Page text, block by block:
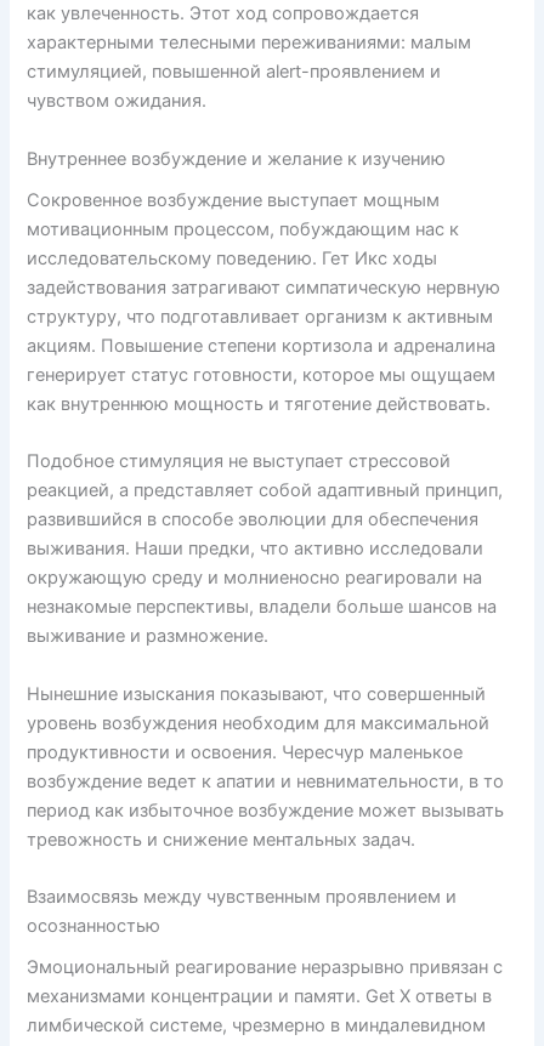
как увлеченность. Этот ход сопровождается
характерными телесными переживаниями: малым
стимуляцией, повышенной alert-проявлением и
чувством ожидания.
Внутреннее возбуждение и желание к изучению
Сокровенное возбуждение выступает мощным
мотивационным процессом, побуждающим нас к
исследовательскому поведению. Гет Икс ходы
задействования затрагивают симпатическую нервную
структуру, что подготавливает организм к активным
акциям. Повышение степени кортизола и адреналина
генерирует статус готовности, которое мы ощущаем
как внутреннюю мощность и тяготение действовать.
Подобное стимуляция не выступает стрессовой
реакцией, а представляет собой адаптивный принцип,
развившийся в способе эволюции для обеспечения
выживания. Наши предки, что активно исследовали
окружающую среду и молниеносно реагировали на
незнакомые перспективы, владели больше шансов на
выживание и размножение.
Нынешние изыскания показывают, что совершенный
уровень возбуждения необходим для максимальной
продуктивности и освоения. Чересчур маленькое
возбуждение ведет к апатии и невнимательности, в то
период как избыточное возбуждение может вызывать
тревожность и снижение ментальных задач.
Взаимосвязь между чувственным проявлением и
осознанностью
Эмоциональный реагирование неразрывно привязан с
механизмами концентрации и памяти. Get X ответы в
лимбической системе, чрезмерно в миндалевидном